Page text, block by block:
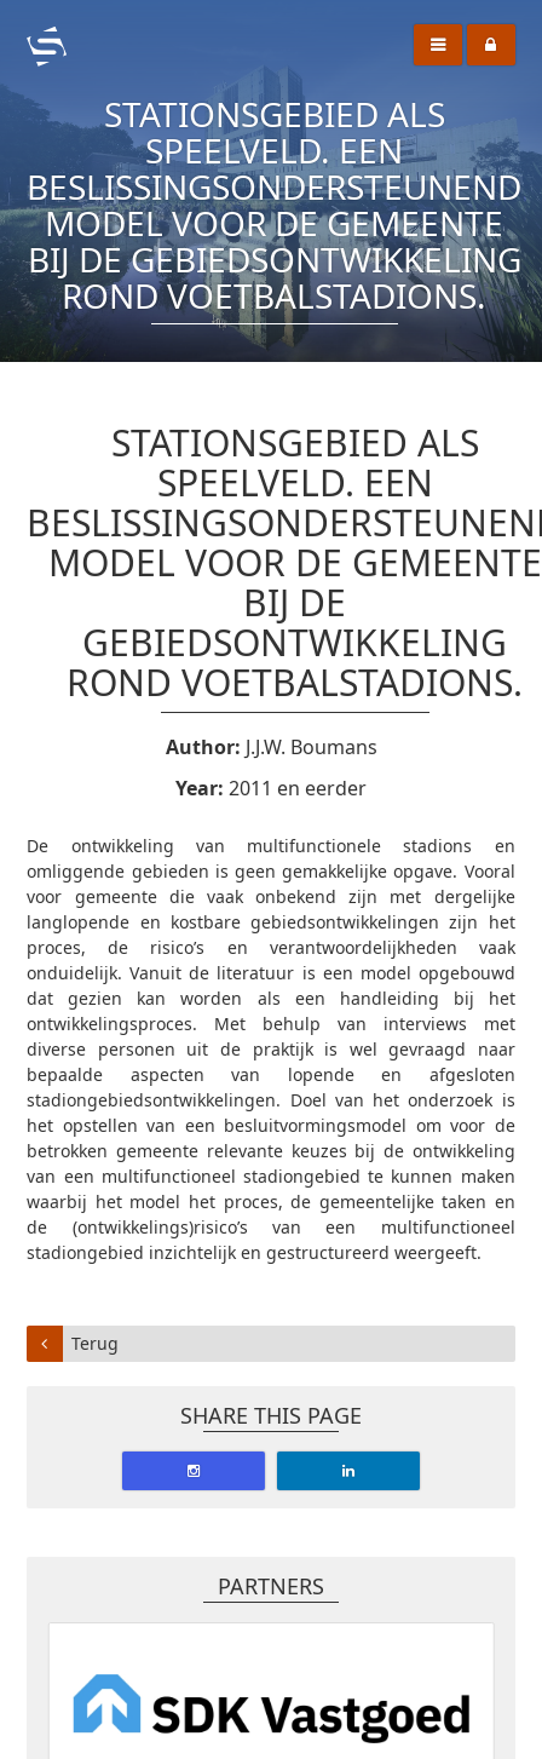
STATIONSGEBIED ALS
SPEELVELD. EEN
BESLISSINGSONDERSTEUNEND
MODEL VOOR DE GEMEENTE
BIJ DE GEBIEDSONTWIKKELING
ROND VOETBALSTADIONS.
STATIONSGEBIED ALS
SPEELVELD. EEN
MODEL VOOR DE GEMEENTE
BIJ DE
GEBIEDSONTWIKKELING
ROND VOETBALSTADIONS.
Author: J.J.W. Boumans
Year: 2011 en eerder
De ontwikkeling van multifunctionele stadions en
omliggende gebieden is geen gemakkelijke opgave. Vooral
voor gemeente die vaak onbekend zijn met dergelijke
langlopende en kostbare gebiedsontwikkelingen zijn het
proces, de risico’s en verantwoordelijkheden vaak
onduidelijk. Vanuit de literatuur is een model opgebouwd
dat gezien kan worden als een handleiding bij het
ontwikkelingsproces. Met behulp van interviews met
diverse personen uit de praktijk is wel gevraagd naar
bepaalde aspecten van lopende en afgesloten
stadiongebiedsontwikkelingen. Doel van het onderzoek is
het opstellen van een besluitvormingsmodel om voor de
betrokken gemeente relevante keuzes bij de ontwikkeling
van een multifunctioneel stadiongebied te kunnen maken
waarbij het model het proces, de gemeentelijke taken en
de (ontwikkelings)risico’s van een multifunctioneel
stadiongebied inzichtelijk en gestructureerd weergeeft.
Terug
SHARE THIS PAGE
PARTNERS